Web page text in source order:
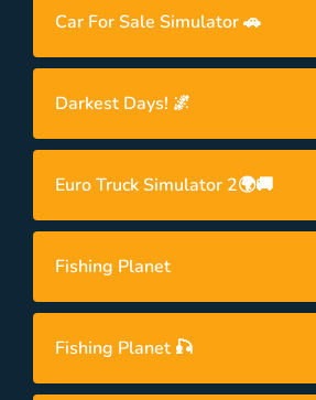
Car For Sale Simulator 🚗
Darkest Days! 🌌
Euro Truck Simulator 2🌍🚚
Fishing Planet
Fishing Planet 🎣